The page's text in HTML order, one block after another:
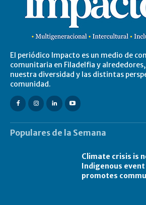
El periódico Impacto es un medio de
comunitaria en Filadelfia y
nuestra diversidad y las distintas
comunidad.
Populares de la Semana
Climate crisis is
Indigenous
promotes